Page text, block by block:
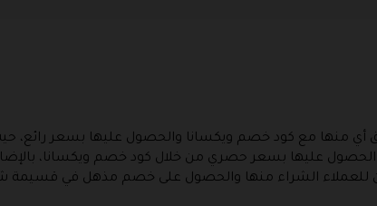
بجودة عالية ويمكن تسوق أي منها مع كود خصم ويكسانا والحصول عليها بسعر رائع،
عليها بسعر حصري من خلال كود خصم ويكسانا،
للعملاء الشراء منها والحصول على خصم مذهل في قسيمة